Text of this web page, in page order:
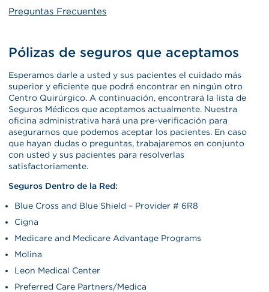
Preguntas Frecuentes
Pólizas de seguros que aceptamos
Esperamos darle a usted y sus pacientes el cuidado más
superior y eficiente que podrá encontrar en ningún otro
Centro Quirúrgico. A continuación, encontrará la lista de
Seguros Médicos que aceptamos actualmente. Nuestra
oficina administrativa hará una pre-verificación para
asegurarnos que podemos aceptar los pacientes. En caso
que hayan dudas o preguntas, trabajaremos en conjunto
con usted y sus pacientes para resolverlas
satisfactoriamente.
Seguros Dentro de la Red:
Blue Cross and Blue Shield – Provider # 6R8
Cigna
Medicare and Medicare Advantage Programs
Molina
Leon Medical Center
Preferred Care Partners/Medica